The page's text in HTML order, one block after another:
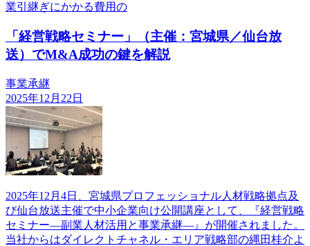
業引継ぎにかかる費用の
「経営戦略セミナー」（主催：宮城県／仙台放
送）でM&A成功の鍵を解説
事業承継
2025年12月22日
2025年12月4日、宮城県プロフェッショナル人材戦略拠点及
び仙台放送主催で中小企業向け公開講座として、『経営戦略
セミナー―副業人材活用と事業承継―』が開催されました。
当社からはダイレクトチャネル・エリア戦略部の縄田桂介よ